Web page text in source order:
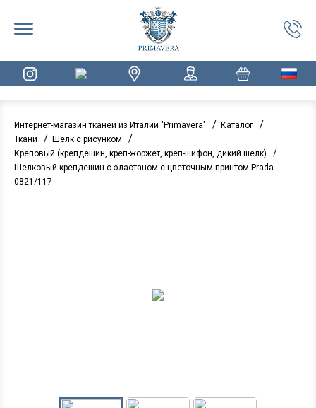
Интернет-магазин тканей из Италии "Primavera" / Каталог /
Ткани / Шелк с рисунком /
Креповый (крепдешин, креп-жоржет, креп-шифон, дикий шелк) /
Шелковый крепдешин с эластаном с цветочным принтом Prada
0821/117